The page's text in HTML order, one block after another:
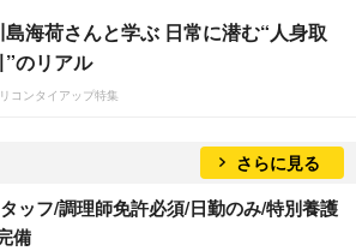
島海荷さんと学ぶ 日常に潜む“人身取
”のリアル
コンタイアップ特集
さらに見る
ッフ/調理師免許必須/日勤のみ/特別養護
備